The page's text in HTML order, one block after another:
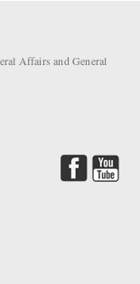
Affairs and General